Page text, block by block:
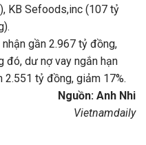
KB Sefoods,inc (107 tỷ
gần 2.967 tỷ đồng,
đó, dư nợ vay ngắn hạn
2.551 tỷ đồng, giảm 17%.
Nguồn: Anh Nhi
Vietnamdaily